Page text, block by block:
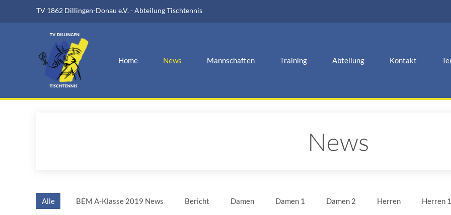
TV 1862 Dillingen-Donau e.V. - Abteilung Tischtennis
Home News Mannschaften Training Abteilung Kontakt
News
Alle BEM A-Klasse 2019 News Bericht Damen Damen 1 Damen 2 Herren Herren 1